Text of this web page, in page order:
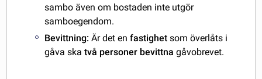
sambo även om bostaden inte utgör
samboegendom.
Bevittning:Är det enfastighet som överlåts i
gåva ska två personer bevittnagåvobrevet.